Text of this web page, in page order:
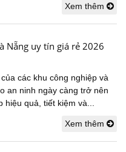
Xem thêm
Nẵng uy tín giá rẻ 2026
các khu công nghiệp và
an ninh ngày càng trở nên
quả, tiết kiệm và...
Xem thêm